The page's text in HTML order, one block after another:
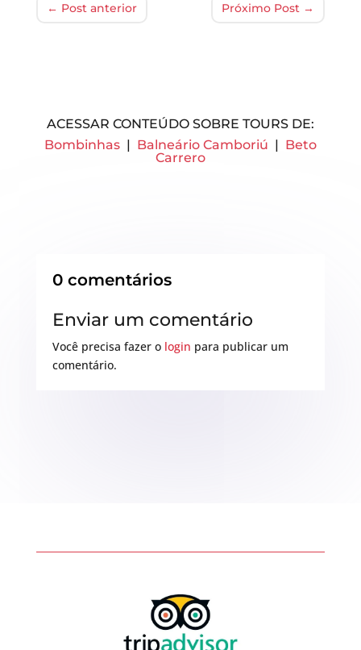
← Post anterior Próximo Post →
ACESSAR CONTEÚDO SOBRE TOURS DE:
Bombinhas| Balneário Camboriú | Beto
Carrero
0 comentários
Enviar um comentário
Você precisa fazer o login para publicar um
comentário.